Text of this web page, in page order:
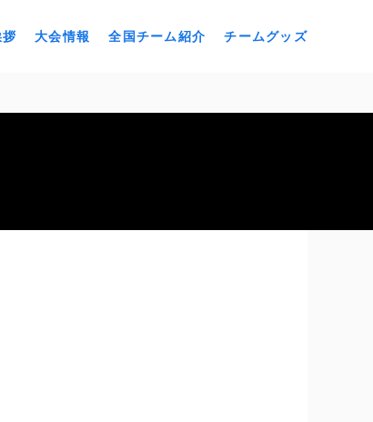
大会情報 全国チーム紹介 チームグッズ